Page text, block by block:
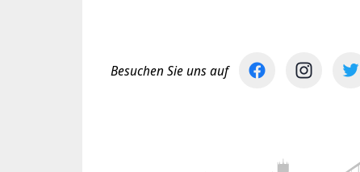
Besuchen Sie uns auf